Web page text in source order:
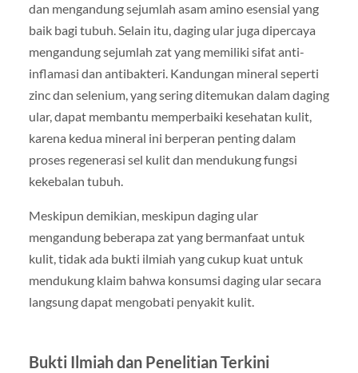
dan mengandung sejumlah asam amino esensial yang
baik bagi tubuh. Selain itu, daging ular juga dipercaya
mengandung sejumlah zat yang memiliki sifat anti-
inflamasi dan antibakteri. Kandungan mineral seperti
zinc dan selenium, yang sering ditemukan dalam daging
ular, dapat membantu memperbaiki kesehatan kulit,
karena kedua mineral ini berperan penting dalam
proses regenerasi sel kulit dan mendukung fungsi
kekebalan tubuh.
Meskipun demikian, meskipun daging ular
mengandung beberapa zat yang bermanfaat untuk
kulit, tidak ada bukti ilmiah yang cukup kuat untuk
mendukung klaim bahwa konsumsi daging ular secara
langsung dapat mengobati penyakit kulit.
Bukti Ilmiah dan Penelitian Terkini